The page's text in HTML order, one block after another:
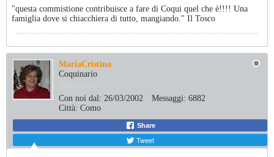
"questa commistione contribuisce a fare di Coqui quel che è!!!! Una
famiglia dove si chiacchiera di tutto, mangiando." Il Tosco
MariaCristina
Coquinario
Con noi dal: 26/03/2002 Messaggi: 6882
Città: Como
Share
Tweet